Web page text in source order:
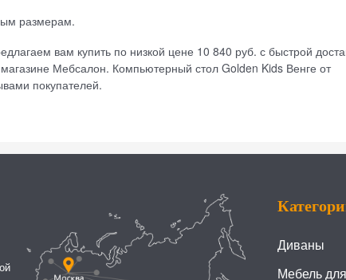
размерам.
вам купить по низкой цене 10 840 руб. с быстрой
Мебсалон. Компьютерный стол Golden Kids Венге от
покупателей.
Диваны
Мебель